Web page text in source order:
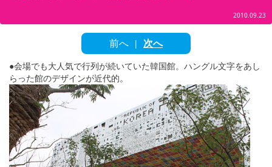
繁體中文
English
ภาษาไทย
tiéng Viêt
Bahasa Indonesia
2010.09.23
前へ | 次へ
●会場でも大人気で行列が続いていた韓国館。ハングル文字をあし
らった館のデザインが近代的。